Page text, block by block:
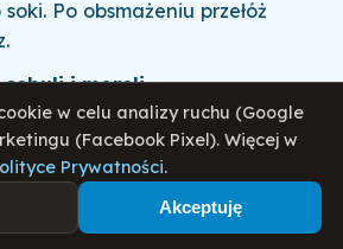
Po obsmażeniu przełóż
i moreli
zeszklij drobno posiekaną
tłuszczu. Dodaj pokrojone w
i smaż jeszcze 2–3 minuty, aż
w celu analizy ruchu (Google
(Facebook Pixel). Więcej w
Prywatności.
Akceptuję